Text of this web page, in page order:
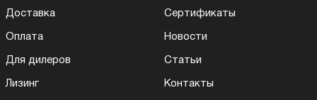
Доставка
Оплата
Для дилеров
Лизинг
Сертификаты
Новости
Статьи
Контакты